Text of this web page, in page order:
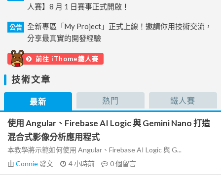
人賽】8 月 1 日賽事正式開啟！
公告
全新專區「My Project」正式上線！邀請你用技術交流，
分享最真實的開發經驗
前往 iThome鐵人賽
技術文章
最新 熱門 鐵人賽
使用 Angular、Firebase AI Logic 與 Gemini Nano 打造
混合式影像分析應用程式
本教學將示範如何使用 Angular、Firebase AI Logic 與 G...
由 Connie發文 4 小時前 0個留言